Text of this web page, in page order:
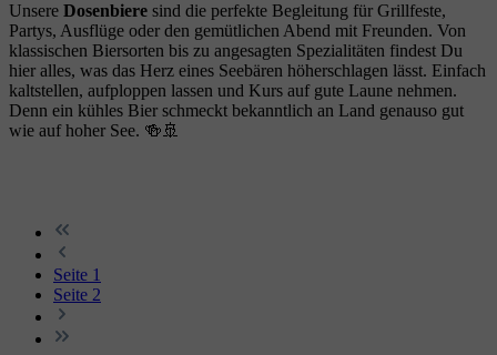
Unsere Dosenbiere sind die perfekte Begleitung für Grillfeste,
Partys, Ausflüge oder den gemütlichen Abend mit Freunden. Von
klassischen Biersorten bis zu angesagten Spezialitäten findest Du
hier alles, was das Herz eines Seebären höherschlagen lässt. Einfach
kaltstellen, aufploppen lassen und Kurs auf gute Laune nehmen.
Denn ein kühles Bier schmeckt bekanntlich an Land genauso gut
wie auf hoher See. 🍻🚢
Seite 1
Seite 2